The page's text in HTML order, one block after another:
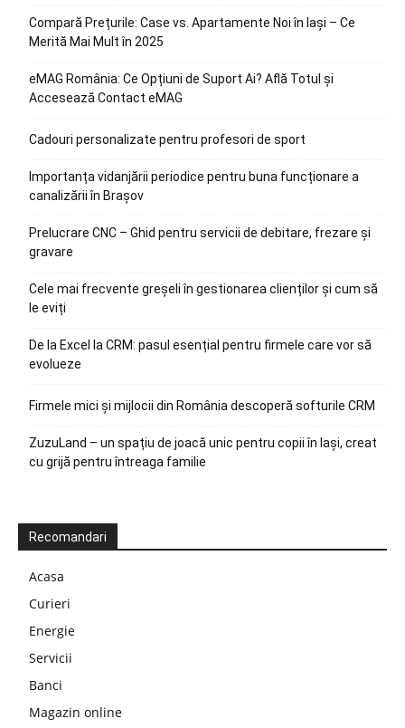
Compară Prețurile: Case vs. Apartamente Noi în Iași – Ce
Merită Mai Mult în 2025
eMAG România: Ce Opțiuni de Suport Ai? Află Totul și
Accesează Contact eMAG
Cadouri personalizate pentru profesori de sport
Importanța vidanjării periodice pentru buna funcționare a
canalizării în Brașov
Prelucrare CNC – Ghid pentru servicii de debitare, frezare și
gravare
Cele mai frecvente greșeli în gestionarea clienților și cum să
le eviți
De la Excel la CRM: pasul esențial pentru firmele care vor să
evolueze
Firmele mici și mijlocii din România descoperă softurile CRM
ZuzuLand – un spațiu de joacă unic pentru copii în Iași, creat
cu grijă pentru întreaga familie
Recomandari
Acasa
Curieri
Energie
Servicii
Banci
Magazin online